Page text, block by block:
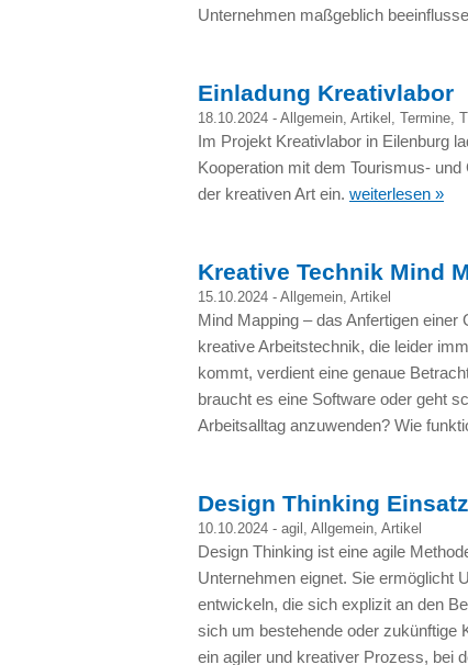
Unternehmen maßgeblich
Einladung Kreativlabor
18.10.2024 - Allgemein, Artikel , Termine,
Im Projekt Kreativlabor in Eilenburg
Kooperation mit dem Tourismus-
der kreativen Art ein. weiterlesen »
Kreative Technik Mind
15.10.2024 - Allgemein, Artikel
Mind Mapping – das Anfertigen
kreative Arbeitstechnik, die leider
kommt, verdient eine genaue
braucht es eine Software oder geht
Arbeitsalltag anzuwenden? Wie
Design Thinking
10.10.2024 - agil Allgemein Artikel
Design Thinking ist eine agile
Unternehmen eignet. Sie ermöglicht
entwickeln, die sich explizit an den
sich um bestehende oder zukünftige
ein agiler und kreativer Prozess, bei